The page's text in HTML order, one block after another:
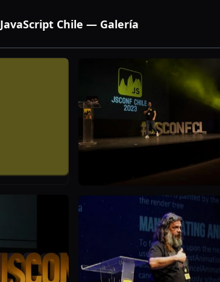
JavaScript Chile — Galería